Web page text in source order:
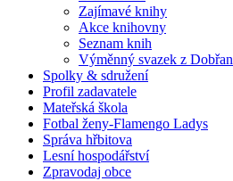
Zajímavé knihy
Akce knihovny
Seznam knih
Výměnný svazek z Dobřan
Spolky & sdružení
Profil zadavatele
Mateřská škola
Fotbal ženy-Flamengo Ladys
Správa hřbitova
Lesní hospodářství
Zpravodaj obce